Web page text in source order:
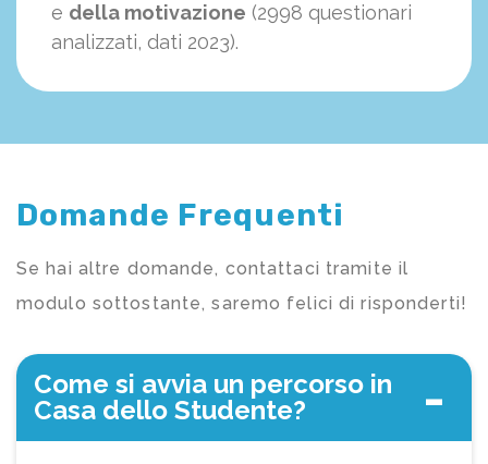
e della motivazione (2998 questionari
analizzati, dati 2023).
Domande Frequenti
Se hai altre domande, contattaci tramite il
modulo sottostante, saremo felici di risponderti!
Come si avvia un percorso in
Casa dello Studente?